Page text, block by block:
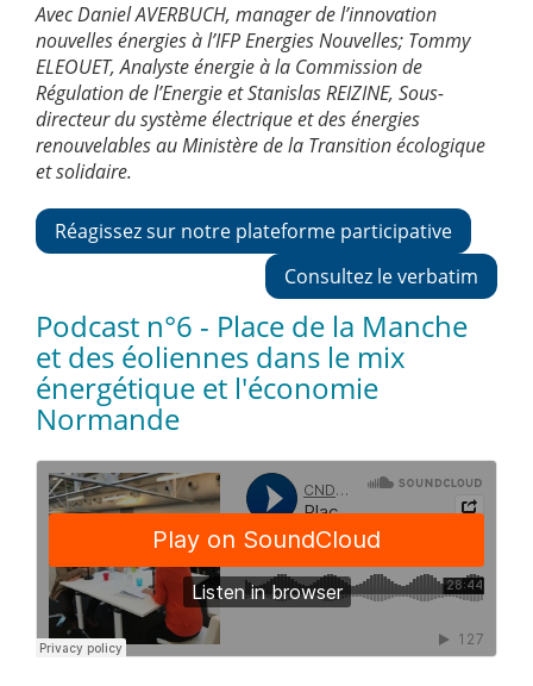
Avec Daniel AVERBUCH, manager de l’innovation
nouvelles énergies à l’IFP Energies Nouvelles; Tommy
ELEOUET, Analyste énergie à la Commission de
Régulation de l’Energie et Stanislas REIZINE, Sous-
directeur du système électrique et des énergies
renouvelables au Ministère de la Transition écologique
et solidaire.
Réagissez sur notre plateforme participative
Consultez le verbatim
Podcast n°6 - Place de la Manche
et des éoliennes dans le mix
énergétique et l'économie
Normande